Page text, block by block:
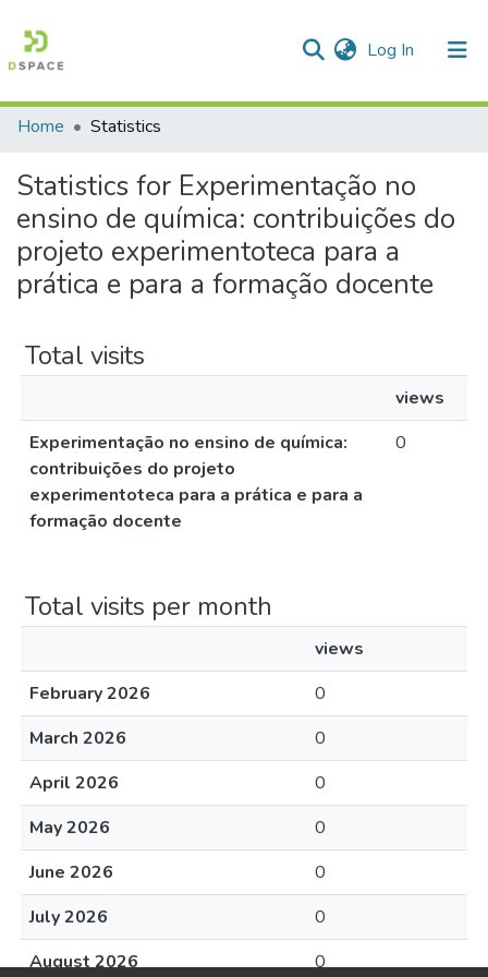
Log In (current)
All of DSpace
Home Statistics
Statistics for Experimentação no
ensino de química: contribuições do
projeto experimentoteca para a
prática e para a formação docente
Total visits
views
Experimentação no ensino de química:
contribuições do projeto
experimentoteca para a prática e para a
formação docente
0
Total visits per month
views
February 2026
0
March 2026
0
April 2026
0
May 2026
0
June 2026
0
July 2026
0
August 2026
0